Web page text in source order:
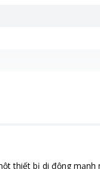
Glare
thiết bị di động mạnh